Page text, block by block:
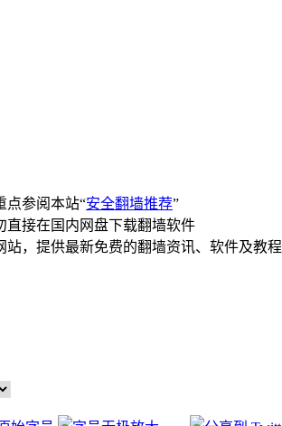
点参阅本站“安全翻墙推荐”
直接在国内网盘下载翻墙软件
站，提供最新免费的翻墙资讯、软件及教程